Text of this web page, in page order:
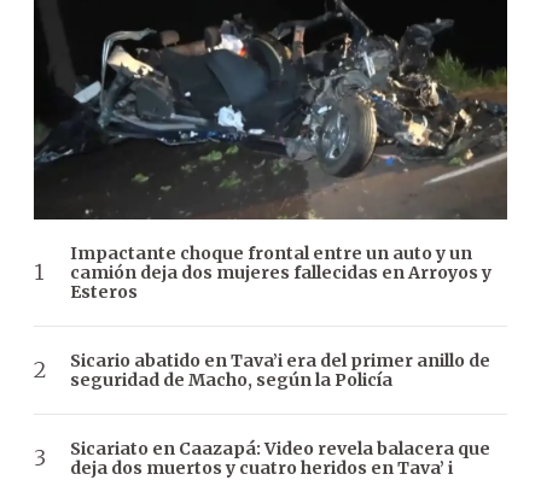
Impactante choque frontal entre un auto y un
camión deja dos mujeres fallecidas en Arroyos y
Esteros
Sicario abatido en Tava’i era del primer anillo de
seguridad de Macho, según la Policía
Sicariato en Caazapá: Video revela balacera que
deja dos muertos y cuatro heridos en Tava’ i